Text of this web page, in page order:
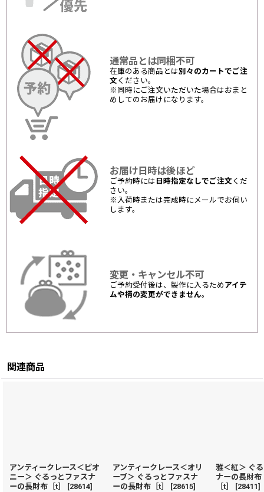
通常品とは同梱不可
在庫のある商品とは別々のカートでご注
文 ください。
※同時にご注文いただいた場合はおまと
めしてのお届けになります。
お届け日時は後ほど
ご予約時には 日時指定なしでご注文 くだ
さい。
※入荷時または完成時にメールでお伺い
します。
変更・キャンセル不可
ご予約受付後は、製作に入るため アイテ
ムや柄の変更ができません。
関連商品
アンティークレース＜ピオ
ニー＞ ぐるっとファスナ
ーの長財布［t］
[28614]
アンティークレース＜オリ
ーブ＞ ぐるっとファスナ
ーの長財布［t］
[28615]
雅＜紅＞ ぐ
ナーの長財
［t］
[28411]